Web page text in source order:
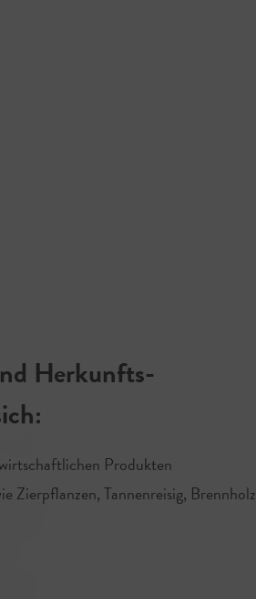
Herkunfts-
Produkten
Zierpflanzen, Tannenreisig, Brennholz